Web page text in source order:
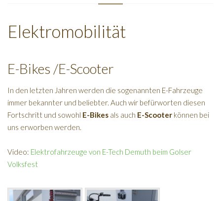
Elektromobilität
E-Bikes /E-Scooter
In den letzten Jahren werden die sogenannten E-Fahrzeuge
immer bekannter und beliebter. Auch wir befürworten diesen
Fortschritt und sowohl E-Bikes als auch E-Scooter können bei
uns erworben werden.
Video: Elektrofahrzeuge von E-Tech Demuth beim Golser
Volksfest